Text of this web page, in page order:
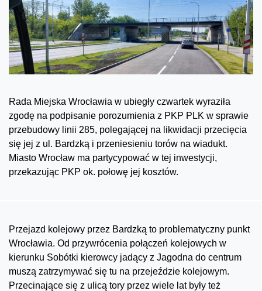
Rada Miejska Wrocławia w ubiegły czwartek wyraziła
zgodę na podpisanie porozumienia z PKP PLK w sprawie
przebudowy linii 285, polegającej na likwidacji przecięcia
się jej z ul. Bardzką i przeniesieniu torów na wiadukt.
Miasto Wrocław ma partycypować w tej inwestycji,
przekazując PKP ok. połowę jej kosztów.
Przejazd kolejowy przez Bardzką to problematyczny punkt
Wrocławia. Od przywrócenia połączeń kolejowych w
kierunku Sobótki kierowcy jadący z Jagodna do centrum
muszą zatrzymywać się tu na przejeździe kolejowym.
Przecinające się z ulicą tory przez wiele lat były też